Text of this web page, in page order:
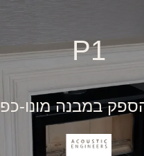
P1
במבנה מונו-